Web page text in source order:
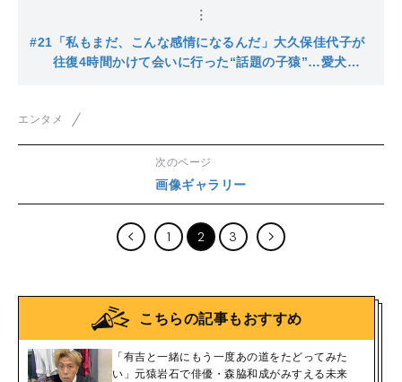
んだ「他人に甘えるコツ」
#21 「私もまだ、こんな感情になるんだ」大久保佳代子が
往復4時間かけて会いに行った“話題の子猿”…愛犬の
エンタメ
次のページ
画像ギャラリー
1 2 3
こちらの記事もおすすめ
「有吉と一緒にもう一度あの道をたどってみた
い」元猿岩石で俳優・森脇和成がみすえる未来